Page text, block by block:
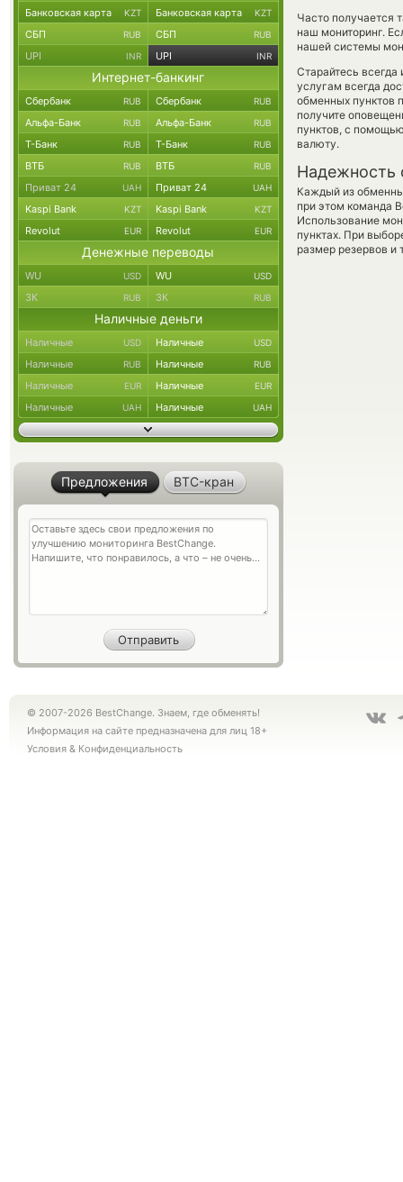
Часто получается
наш мониторинг.
нашей системы
Старайтесь всегда
услугам всегда
обменных пунктов
получите
пунктов, с
валюту.
Надежность
Каждый из
при этом команда
Использование
пунктах. При
размер резервов и
Банковская карта KZT Банковская карта KZT
СБП RUB СБП RUB
UPI INR UPI INR
Интернет-банкинг
Сбербанк RUB Сбербанк RUB
Альфа-Банк RUB Альфа-Банк RUB
Т-Банк RUB Т-Банк RUB
ВТБ RUB ВТБ RUB
Приват 24 UAH Приват 24 UAH
Kaspi Bank KZT Kaspi Bank KZT
Revolut EUR Revolut EUR
Денежные переводы
WU USD WU USD
ЗК RUB ЗК RUB
Наличные деньги
Наличные USD Наличные USD
Наличные RUB Наличные RUB
Наличные EUR Наличные EUR
Наличные UAH Наличные UAH
Предложения BTC-кран
© 2007-2026 BestChange. Знаем, где обменять!
Информация на сайте предназначена для лиц 18+
Условия & Конфиденциальность